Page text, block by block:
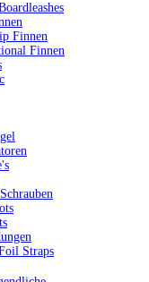
Finnen
Finnen
Straps